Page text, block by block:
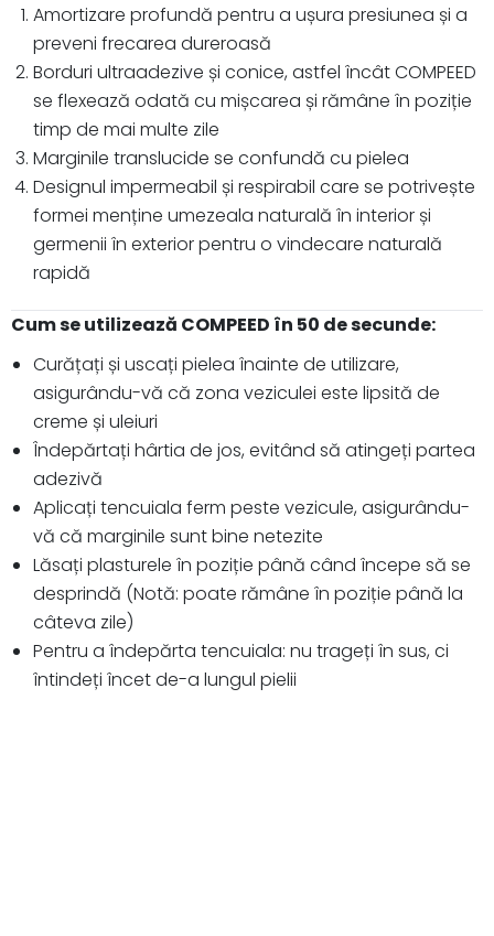
Amortizare profundă pentru a ușura presiunea și a
preveni frecarea dureroasă
Borduri ultraadezive și conice, astfel încât COMPEED
se flexează odată cu mișcarea și rămâne în poziție
timp de mai multe zile
Marginile translucide se confundă cu pielea
Designul impermeabil și respirabil care se potrivește
formei menține umezeala naturală în interior și
germenii în exterior pentru o vindecare naturală
rapidă
Cum se utilizează COMPEED în 50 de secunde:
Curățați și uscați pielea înainte de utilizare,
asigurându-vă că zona veziculei este lipsită de
creme și uleiuri
Îndepărtați hârtia de jos, evitând să atingeți partea
adezivă
Aplicați tencuiala ferm peste vezicule, asigurându-
vă că marginile sunt bine netezite
Lăsați plasturele în poziție până când începe să se
desprindă (Notă: poate rămâne în poziție până la
câteva zile)
Pentru a îndepărta tencuiala: nu trageți în sus, ci
întindeți încet de-a lungul pielii